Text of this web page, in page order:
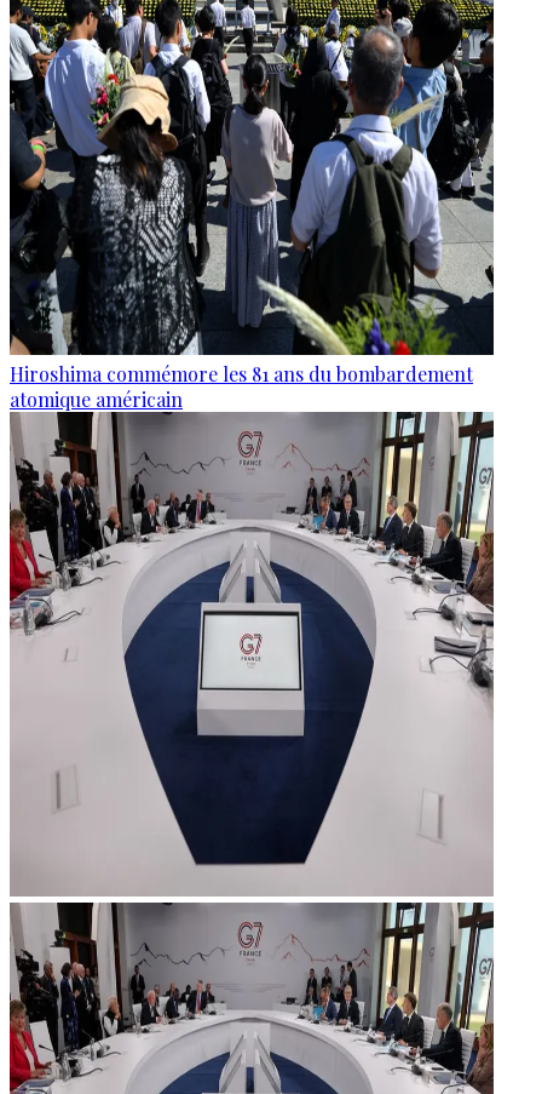
Hiroshima commémore les 81 ans du bombardement
atomique américain